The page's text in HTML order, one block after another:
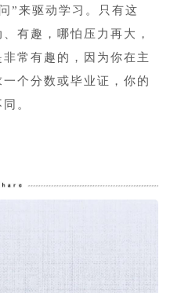
”来驱动学习。只有这
有趣，哪怕压力再大，
常有趣的，因为你在主
个分数或毕业证，你的
。